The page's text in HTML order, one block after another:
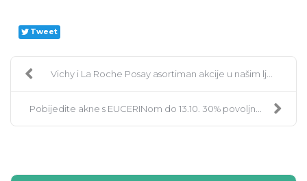
Tweet
Vichy i La Roche Posay asortiman akcije u našim lj...
Pobijedite akne s EUCERINom do 13.10. 30% povoljn...